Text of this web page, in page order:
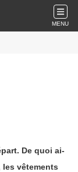
MENU
De quoi ai-
vêtements